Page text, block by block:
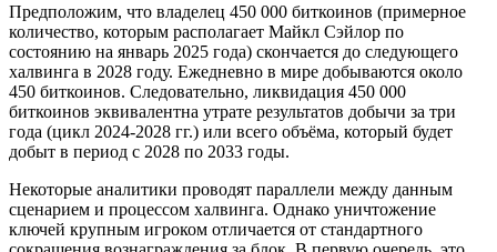
Предположим, что владелец 450 000 биткоинов (примерное
количество, которым располагает Майкл Сэйлор по
состоянию на январь 2025 года) скончается до следующего
халвинга в 2028 году. Ежедневно в мире добываются около
450 биткоинов. Следовательно, ликвидация 450 000
биткоинов эквивалентна утрате результатов добычи за три
года (цикл 2024-2028 гг.) или всего объёма, который будет
добыт в период с 2028 по 2033 годы.
Некоторые аналитики проводят параллели между данным
сценарием и процессом халвинга. Однако уничтожение
ключей крупным игроком отличается от стандартного